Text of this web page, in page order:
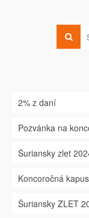
2% z daní
Pozvánka na
Šuriansky zlet
Koncoročná
Šuriansky ZLET